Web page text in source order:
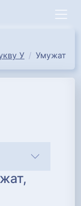
У
Умужат